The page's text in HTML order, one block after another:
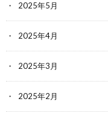
2025年5月
2025年4月
2025年3月
2025年2月